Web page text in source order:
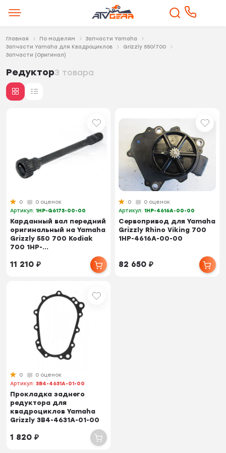
Главная По моделям
Запчасти Yamaha
Запчасти Yamaha для Квадроциклов
Grizzly 550/700
Запчасти (Оригинал)
Редуктор3 товара
0
0 оценок
Артикул:1HP-G6173-00-00
Карданный вал передний
оригинальный на Yamaha
Grizzly 550 700 Kodiak
700 1HP-...
11 210₽
0
0 оценок
Артикул:1HP-4616A-00-00
Сервопривод для Yamaha
Grizzly Rhino Viking 700
1HP-4616A-00-00
82 650₽
0
0 оценок
Артикул:3B4-4631A-01-00
Прокладка заднего
редуктора для
квадроциклов Yamaha
Grizzly 3B4-4631A-01-00
1 820₽